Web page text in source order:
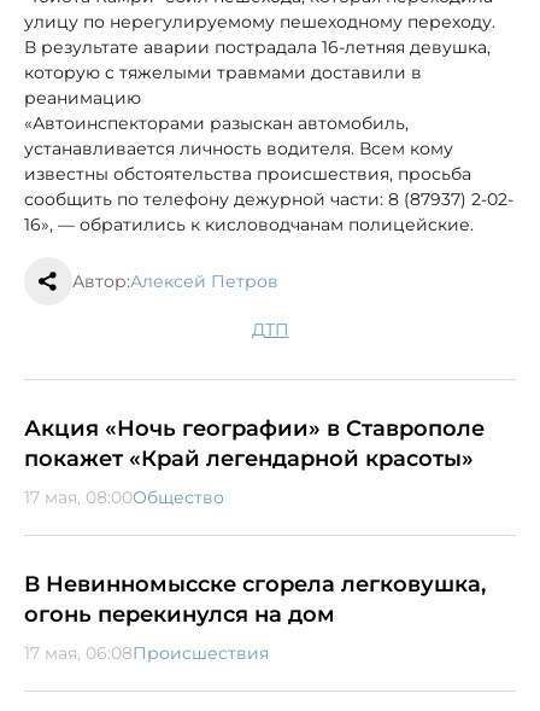
улицу по нерегулируемому пешеходному переходу.
В результате аварии пострадала 16-летняя девушка,
которую с тяжелыми травмами доставили в
реанимацию
«Автоинспекторами разыскан автомобиль,
устанавливается личность водителя. Всем кому
известны обстоятельства происшествия, просьба
сообщить по телефону дежурной части: 8 (87937) 2-02-
16», — обратились к кисловодчанам полицейские.
Автор:Алексей Петров
ДТП
Акция «Ночь географии» в Ставрополе
покажет «Край легендарной красоты»
17 мая, 08:00Общество
В Невинномысске сгорела легковушка,
огонь перекинулся на дом
17 мая, 06:08Происшествия